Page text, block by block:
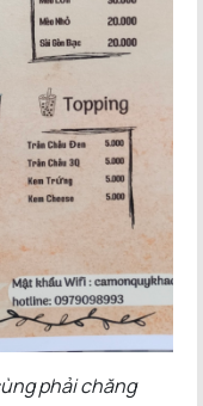
phải chăng